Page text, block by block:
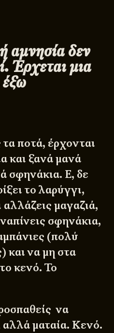
αμνησία δεν
Έρχεται μια
έξω
τα ποτά, έρχονται
και ξανά μανά
σφηνάκια. Ε, δε
το λαρύγγι,
μαγαζιά,
σφηνάκια,
(πολύ
και να μη στα
κενό. Το
να
αλλά ματαία. Κενό.